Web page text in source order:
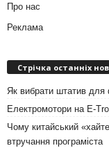
Про нас
Реклама
Стрічка останніх
Як вибрати штатив для
Електромотори на E-
Чому китайський
втручання програміста